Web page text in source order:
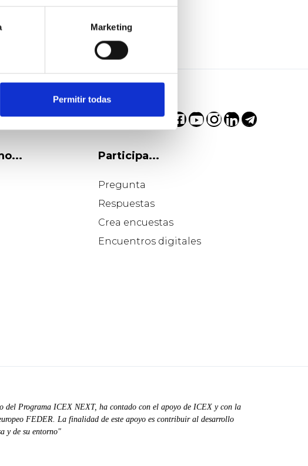
Marketing
Permitir todas
Participa...
Pregunta
Respuestas
Crea encuestas
Encuentros digitales
del Programa ICEX NEXT, ha contado con el apoyo de ICEX y con la
FEDER. La finalidad de este apoyo es contribuir al desarrollo
y de su entorno"